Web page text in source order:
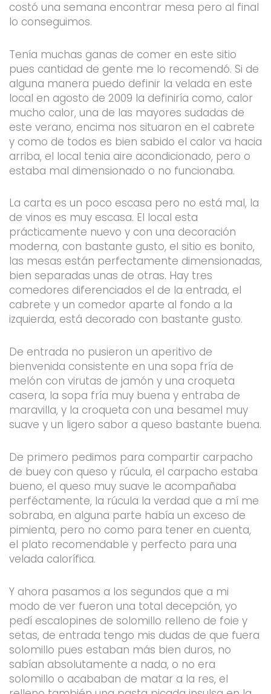
costó una semana encontrar mesa pero al final
lo conseguimos.
Tenía muchas ganas de comer en este sitio
pues cantidad de gente me lo recomendó. Si de
alguna manera puedo definir la velada en este
local en agosto de 2009 la definiría como, calor
mucho calor, una de las mayores sudadas de
este verano, encima nos situaron en el cabrete
y como de todos es bien sabido el calor va hacia
arriba, el local tenia aire acondicionado, pero o
estaba mal dimensionado o no funcionaba.
La carta es un poco escasa pero no está mal, la
de vinos es muy escasa. El local esta
prácticamente nuevo y con una decoración
moderna, con bastante gusto, el sitio es bonito,
las mesas están perfectamente dimensionadas,
bien separadas unas de otras. Hay tres
comedores diferenciados el de la entrada, el
cabrete y un comedor aparte al fondo a la
izquierda, está decorado con bastante gusto.
De entrada no pusieron un aperitivo de
bienvenida consistente en una sopa fría de
melón con virutas de jamón y una croqueta
casera, la sopa fría muy buena y entraba de
maravilla, y la croqueta con una besamel muy
suave y un ligero sabor a queso bastante buena.
De primero pedimos para compartir carpacho
de buey con queso y rúcula, el carpacho estaba
bueno, el queso muy suave le acompañaba
perféctamente, la rúcula la verdad que a mí me
sobraba, en alguna parte había un exceso de
pimienta, pero no como para tener en cuenta,
el plato recomendable y perfecto para una
velada calorífica.
Y ahora pasamos a los segundos que a mi
modo de ver fueron una total decepción, yo
pedí escalopines de solomillo relleno de foie y
setas, de entrada tengo mis dudas de que fuera
solomillo pues estaban más bien duros, no
sabían absolutamente a nada, o no era
solomillo o acababan de matar a la res, el